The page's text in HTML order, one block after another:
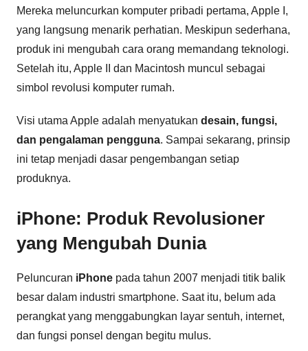
Mereka meluncurkan komputer pribadi pertama, Apple I,
yang langsung menarik perhatian. Meskipun sederhana,
produk ini mengubah cara orang memandang teknologi.
Setelah itu, Apple II dan Macintosh muncul sebagai
simbol revolusi komputer rumah.
Visi utama Apple adalah menyatukan desain, fungsi,
dan pengalaman pengguna. Sampai sekarang, prinsip
ini tetap menjadi dasar pengembangan setiap
produknya.
iPhone: Produk Revolusioner
yang Mengubah Dunia
Peluncuran iPhone pada tahun 2007 menjadi titik balik
besar dalam industri smartphone. Saat itu, belum ada
perangkat yang menggabungkan layar sentuh, internet,
dan fungsi ponsel dengan begitu mulus.